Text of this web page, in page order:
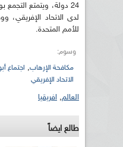
24 دولة، ويتمتع
لدى الاتحاد الإفريقي،
للأمم المتحدة.
وسوم:
مكافحة الإرهاب, اجتماع
الاتحاد الإفريقي
العالم, افريقيا
طالع ايضاً